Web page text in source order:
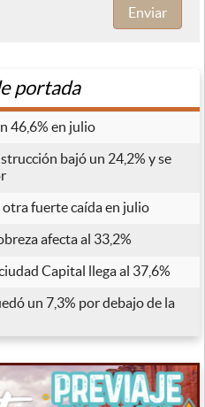
Enviar
portada
46,6% en julio
bajó un 24,2% y se
fuerte caída en julio
afecta al 33,2%
Capital llega al 37,6%
un 7,3% por debajo de la